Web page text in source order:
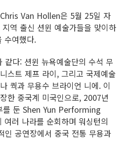
Van Hollen은 5월 25일 자
역 출신 션윈 예술가들을 맞이하
수여했다.
같다: 션윈 뉴욕예술단의 수석 무
스트 제프 라이, 그리고 국제예술
쿽과 무용수 브라이언 니에. 이
한 중국계 미국인으로, 2007년
를 둔 Shen Yun Performing
러 나라를 순회하며 워싱턴의
인 공연장에서 중국 전통 무용과